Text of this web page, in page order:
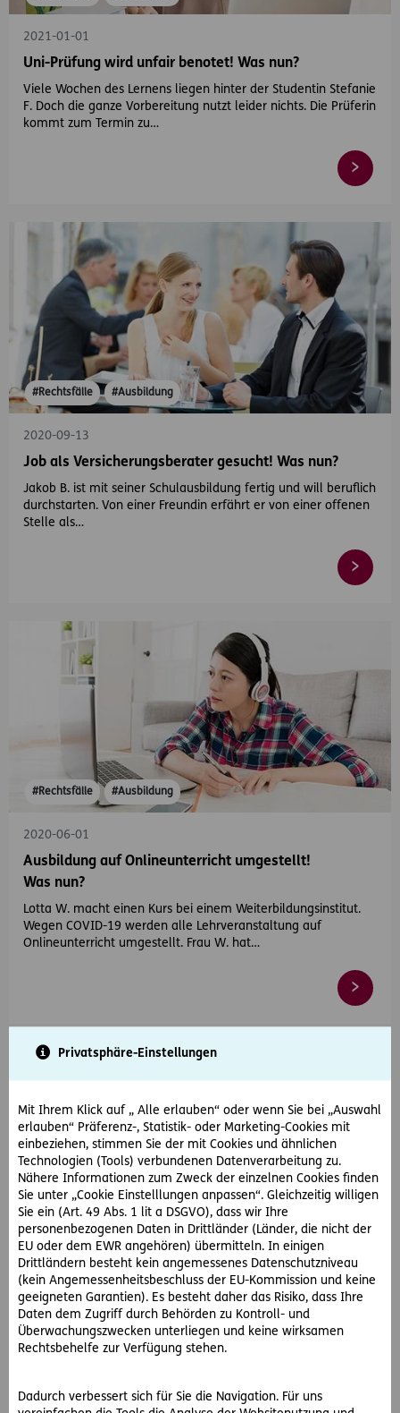
Privatsphäre-Einstellungen
Mit Ihrem Klick auf „ Alle erlauben“ oder wenn Sie bei „Auswahl
erlauben“ Präferenz-, Statistik- oder Marketing-Cookies mit
einbeziehen, stimmen Sie der mit Cookies und ähnlichen
Technologien (Tools) verbundenen Datenverarbeitung zu.
Nähere Informationen zum Zweck der einzelnen Cookies finden
Sie unter „Cookie Einstelllungen anpassen“. Gleichzeitig willigen
Sie ein (Art. 49 Abs. 1 lit a DSGVO), dass wir Ihre
personenbezogenen Daten in Drittländer (Länder, die nicht der
EU oder dem EWR angehören) übermitteln. In einigen
Drittländern besteht kein angemessenes Datenschutzniveau
(kein Angemessenheitsbeschluss der EU-Kommission und keine
geeigneten Garantien). Es besteht daher das Risiko, dass Ihre
Daten dem Zugriff durch Behörden zu Kontroll- und
Überwachungszwecken unterliegen und keine wirksamen
Rechtsbehelfe zur Verfügung stehen.
Dadurch verbessert sich für Sie die Navigation. Für uns
2021-01-01
Uni-Prüfung wird unfair benotet! Was nun?
Viele Wochen des Lernens liegen hinter der Studentin Stefanie
F. Doch die ganze Vorbereitung nutzt leider nichts. Die Prüferin
kommt zum Termin zu…
#Rechtsfälle #Ausbildung
2020-09-13
Job als Versicherungsberater gesucht! Was nun?
Jakob B. ist mit seiner Schulausbildung fertig und will beruflich
durchstarten. Von einer Freundin erfährt er von einer offenen
Stelle als…
#Rechtsfälle #Ausbildung
2020-06-01
Ausbildung auf Onlineunterricht umgestellt!
Was nun?
Lotta W. macht einen Kurs bei einem Weiterbildungsinstitut.
Wegen COVID-19 werden alle Lehrveranstaltung auf
Onlineunterricht umgestellt. Frau W. hat…
#Rechtsfälle #Ausbildung
2019-06-01
Unfaire Prüfungsfragen! Was nun?
Die Tochter von Vinzenz K. hat einen Fünfer auf die
Wiederholungsprüfung in Englisch bekommen, weil Fragen
gestellt wurden, die nicht Teil des…